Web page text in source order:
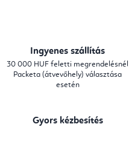
Ingyenes szállítás
30 000 HUF feletti megrendelésnél
Packeta (átvevőhely) választása
esetén
Gyors kézbesítés